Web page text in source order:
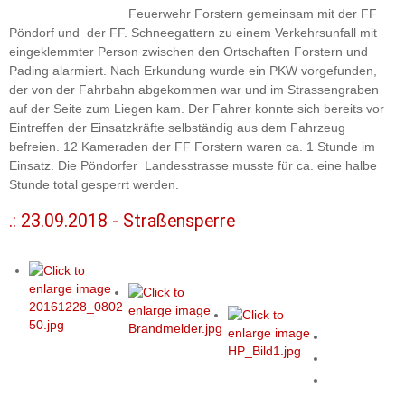
Feuerwehr Forstern gemeinsam mit der FF
Pöndorf und der FF. Schneegattern zu einem Verkehrsunfall mit
eingeklemmter Person zwischen den Ortschaften Forstern und
Pading alarmiert. Nach Erkundung wurde ein PKW vorgefunden,
der von der Fahrbahn abgekommen war und im Strassengraben
auf der Seite zum Liegen kam. Der Fahrer konnte sich bereits vor
Eintreffen der Einsatzkräfte selbständig aus dem Fahrzeug
befreien. 12 Kameraden der FF Forstern waren ca. 1 Stunde im
Einsatz. Die Pöndorfer Landesstrasse musste für ca. eine halbe
Stunde total gesperrt werden.
.: 23.09.2018 - Straßensperre